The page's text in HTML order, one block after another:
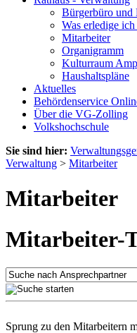
Bürgerbüro und
Was erledige
Mitarbeiter
Organigramm
Kulturraum
Haushaltspläne
Aktuelles
Behördenservice
Über die VG-Zolling
Volkshochschule
Sie sind hier:
Verwaltung > Mitarbeiter
Mitarbeiter
Mitarbeiter-
Sprung zu den Mitarbeitern